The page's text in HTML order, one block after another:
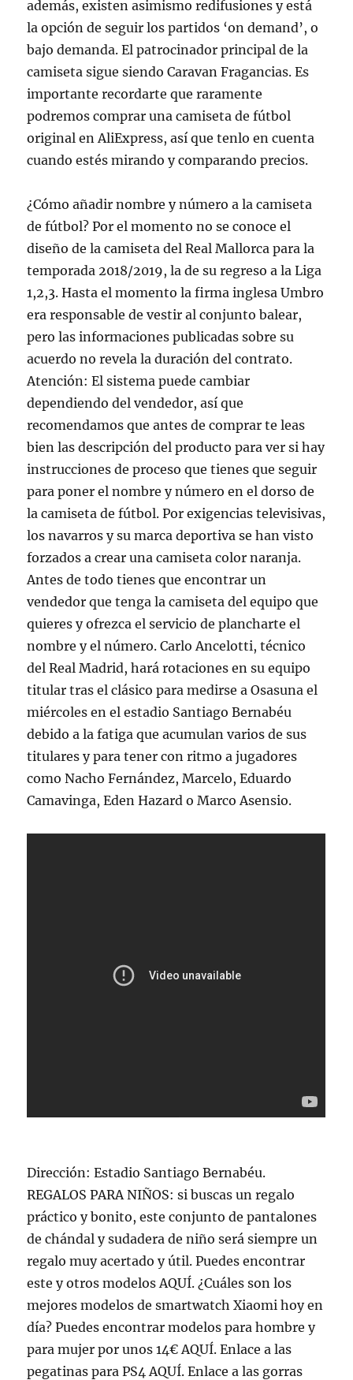
además, existen asimismo redifusiones y está
la opción de seguir los partidos ‘on demand’, o
bajo demanda. El patrocinador principal de la
camiseta sigue siendo Caravan Fragancias. Es
importante recordarte que raramente
podremos comprar una camiseta de fútbol
original en AliExpress, así que tenlo en cuenta
cuando estés mirando y comparando precios.
¿Cómo añadir nombre y número a la camiseta
de fútbol? Por el momento no se conoce el
diseño de la camiseta del Real Mallorca para la
temporada 2018/2019, la de su regreso a la Liga
1,2,3. Hasta el momento la firma inglesa Umbro
era responsable de vestir al conjunto balear,
pero las informaciones publicadas sobre su
acuerdo no revela la duración del contrato.
Atención: El sistema puede cambiar
dependiendo del vendedor, así que
recomendamos que antes de comprar te leas
bien las descripción del producto para ver si hay
instrucciones de proceso que tienes que seguir
para poner el nombre y número en el dorso de
la camiseta de fútbol. Por exigencias televisivas,
los navarros y su marca deportiva se han visto
forzados a crear una camiseta color naranja.
Antes de todo tienes que encontrar un
vendedor que tenga la camiseta del equipo que
quieres y ofrezca el servicio de plancharte el
nombre y el número. Carlo Ancelotti, técnico
del Real Madrid, hará rotaciones en su equipo
titular tras el clásico para medirse a Osasuna el
miércoles en el estadio Santiago Bernabéu
debido a la fatiga que acumulan varios de sus
titulares y para tener con ritmo a jugadores
como Nacho Fernández, Marcelo, Eduardo
Camavinga, Eden Hazard o Marco Asensio.
Dirección: Estadio Santiago Bernabéu.
REGALOS PARA NIÑOS: si buscas un regalo
práctico y bonito, este conjunto de pantalones
de chándal y sudadera de niño será siempre un
regalo muy acertado y útil. Puedes encontrar
este y otros modelos AQUÍ. ¿Cuáles son los
mejores modelos de smartwatch Xiaomi hoy en
día? Puedes encontrar modelos para hombre y
para mujer por unos 14€ AQUÍ. Enlace a las
pegatinas para PS4 AQUÍ. Enlace a las gorras